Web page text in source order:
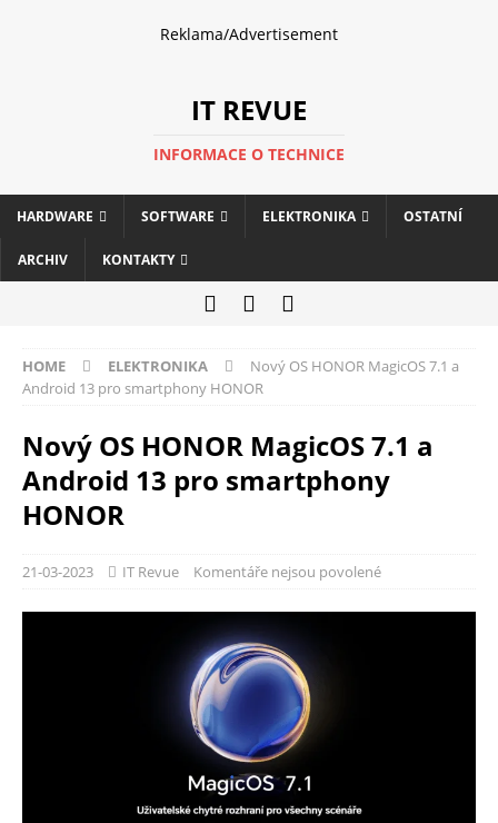
Reklama/Advertisement
IT REVUE
INFORMACE O TECHNICE
HARDWARE SOFTWARE ELEKTRONIKA OSTATNÍ
ARCHIV KONTAKTY
HOME ELEKTRONIKA
Nový OS HONOR MagicOS 7.1 a
Android 13 pro smartphony HONOR
Nový OS HONOR MagicOS 7.1 a
Android 13 pro smartphony
HONOR
21-03-2023 IT Revue Komentáře nejsou povolené